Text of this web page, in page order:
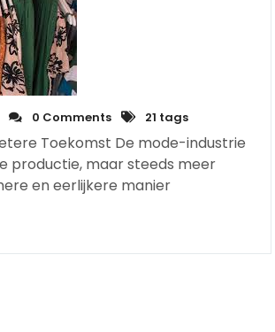
0 Comments 21 tags
Toekomst De mode-industrie
productie, maar steeds meer
en eerlijkere manier